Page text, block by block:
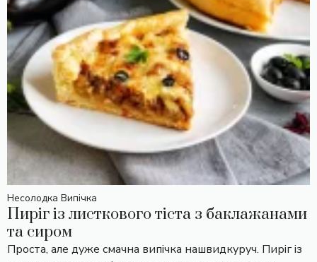
Несолодка Випічка
Пиріг із листкового тіста з баклажанами
та сиром
Проста, але дуже смачна випічка нашвидкуруч. Пиріг із